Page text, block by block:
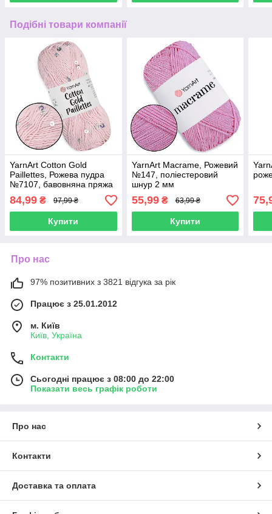
Подібні товари компанії
YarnArt Cotton Gold
Paillettes, Рожева пудра
№7107, бавовняна пряжа
84,99 ₴ 97,99 ₴
Купити
YarnArt Macrame, Рожевий
№147, поліестеровий
шнур 2 мм
55,99₴ 63,99 ₴
Купити
Про нас
97% позитивних з 3821 відгука за рік
Працює з 25.01.2012
м. Київ
Київ, Україна
Контакти
Сьогодні працює з 08:00 до 22:00
Показати весь графік роботи
Про нас
Контакти
Доставка та оплата